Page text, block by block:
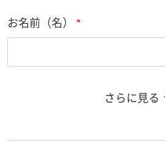
お名前（名）
さらに見る